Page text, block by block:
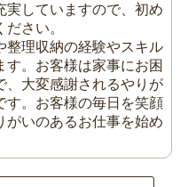
実していますので、初め
さい。
整理収納の経験やスキル
す。お客様は家事にお困
、大変感謝されるやりが
す。お客様の毎日を笑顔
がいのあるお仕事を始め